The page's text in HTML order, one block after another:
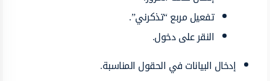
تفعيل مربع “تذكرني”.
النقر على دخول.
إدخال البيانات في الحقول المناسبة.